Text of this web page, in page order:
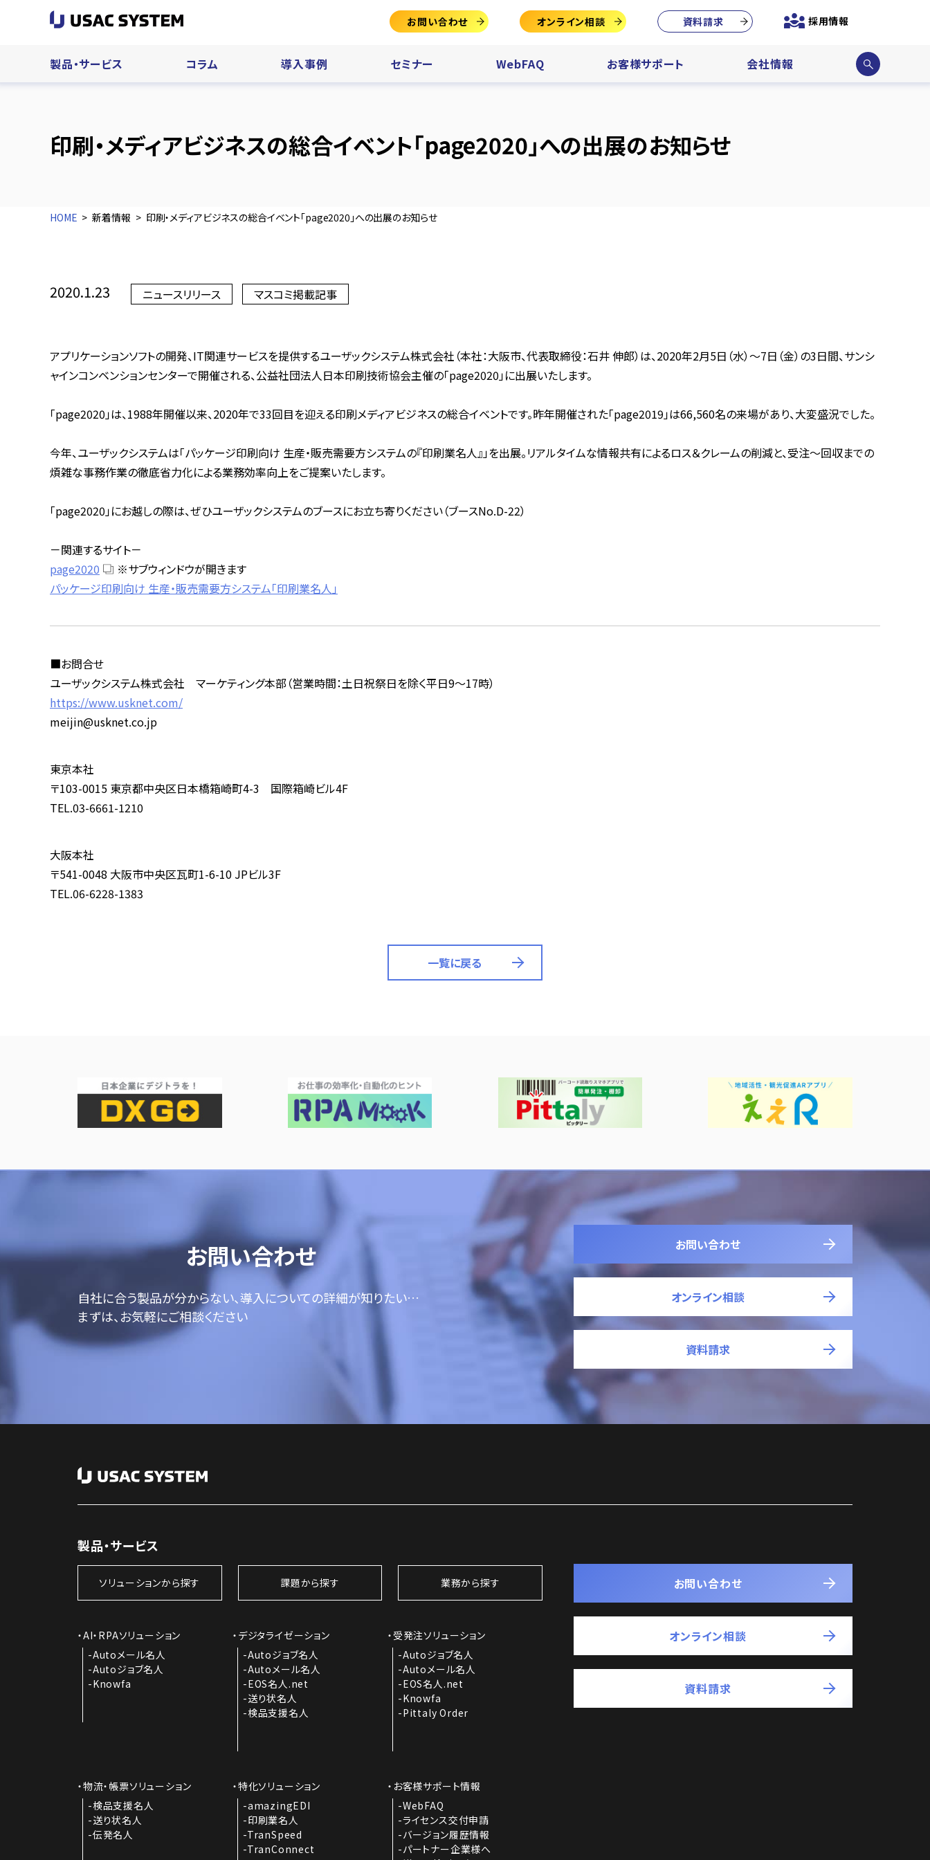
製品・サービス コラム 導入事例 セミナー WebFAQ お客様サポート 会社情報
サイ
ト内
お問い合わせ オンライン相談 資料請求 採用情報
印刷・メディアビジネスの総合イベント「page2020」への出展のお知らせ
HOME 新着情報 印刷・メディアビジネスの総合イベント「page2020」への出展のお知らせ
2020.1.23 ニュースリリース マスコミ掲載記事
アプリケーションソフトの開発、IT関連サービスを提供するユーザックシステム株式会社（本社：大阪市、代表取締役：石井 伸郎）は、2020年2月5日（水）～7日（金）の3日間、サンシ
ャインコンベンションセンターで開催される、公益社団法人日本印刷技術協会主催の「page2020」に出展いたします。
「page2020」は、1988年開催以来、2020年で33回目を迎える印刷メディアビジネスの総合イベントです。昨年開催された「page2019」は66,560名の来場があり、大変盛況でした。
今年、ユーザックシステムは「パッケージ印刷向け 生産・販売需要方システムの『印刷業名人』」を出展。リアルタイムな情報共有によるロス＆クレームの削減と、受注～回収までの
煩雑な事務作業の徹底省力化による業務効率向上をご提案いたします。
「page2020」にお越しの際は、ぜひユーザックシステムのブースにお立ち寄りください（ブースNo.D-22）
－関連するサイト－
page2020
※サブウィンドウが開きます
パッケージ印刷向け 生産・販売需要方システム「印刷業名人」
■お問合せ
ユーザックシステム株式会社 マーケティング本部（営業時間：土日祝祭日を除く平日9～17時）
https://www.usknet.com/
meijin@usknet.co.jp
東京本社
〒103-0015 東京都中央区日本橋箱崎町4-3 国際箱崎ビル4F
TEL.03-6661-1210
大阪本社
〒541-0048 大阪市中央区瓦町1-6-10 JPビル3F
TEL.06-6228-1383
一覧に戻る
お問い合わせ
自社に合う製品が分からない、導入についての詳細が知りたい…
まずは、お気軽にご相談ください
お問い合わせ
オンライン相談
資料請求
製品・サービス
ソリューションから探す 課題から探す 業務から探す
AI・RPAソリューション
Autoメール名人
Autoジョブ名人
Knowfa
デジタライゼーション
Autoジョブ名人
Autoメール名人
EOS名人.net
送り状名人
検品支援名人
受発注ソリューション
Autoジョブ名人
Autoメール名人
EOS名人.net
Knowfa
Pittaly Order
物流・帳票ソリューション
検品支援名人
送り状名人
伝発名人
特化ソリューション
amazingEDI
印刷業名人
TranSpeed
TranConnect
お客様サポート情報
WebFAQ
ライセンス交付申請
バージョン履歴情報
パートナー企業様へ
お問い合わせ
オンライン相談
資料請求